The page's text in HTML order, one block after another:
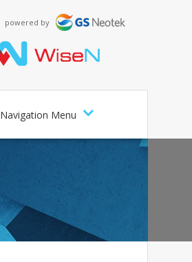
powered by
Navigation Menu